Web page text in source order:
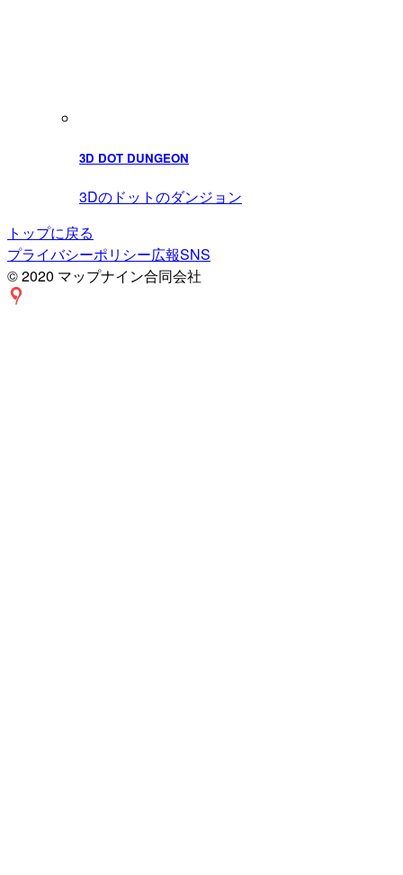
3D DOT DUNGEON
3Dのドットのダンジョン
トップに戻る
プライバシーポリシー広報SNS
© 2020 マップナイン合同会社